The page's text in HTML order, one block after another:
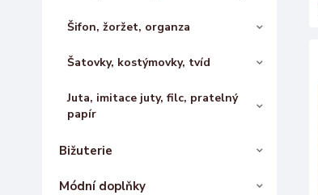
Šifon, žoržet, organza
Šatovky, kostýmovky, tvíd
Juta, imitace juty, filc, pratelný
papír
Bižuterie
Módní doplňky